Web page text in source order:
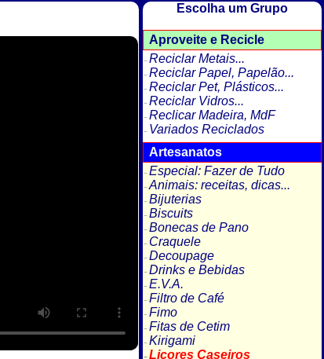
Escolha um Grupo
Aproveite e Recicle
Reciclar Metais...
Reciclar Papel, Papelão...
Reciclar Pet, Plásticos...
Reciclar Vidros...
Reclicar Madeira, MdF
Variados Reciclados
Artesanatos
Especial: Fazer de Tudo
Animais: receitas, dicas...
Bijuterias
Biscuits
Bonecas de Pano
Craquele
Decoupage
Drinks e Bebidas
E.V.A.
Filtro de Café
Fimo
Fitas de Cetim
Kirigami
Licores Caseiros